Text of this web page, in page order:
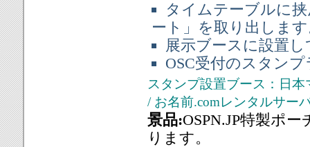
タイムテーブルに
ート」を取り出しま
展示ブースに設置
OSC受付のスタン
スタンプ設置ブース：日
/ お名前.comレンタルサー
景品:OSPN.JP特製ポ
ります。